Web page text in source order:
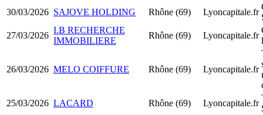
30/03/2026 SAJOVE HOLDING Rhône (69) Lyoncapitale.fr
27/03/2026
I.B RECHERCHE
IMMOBILIERE
Rhône (69) Lyoncapitale.fr
26/03/2026 MELO COIFFURE Rhône (69) Lyoncapitale.fr
25/03/2026 LACARD Rhône (69) Lyoncapitale.fr